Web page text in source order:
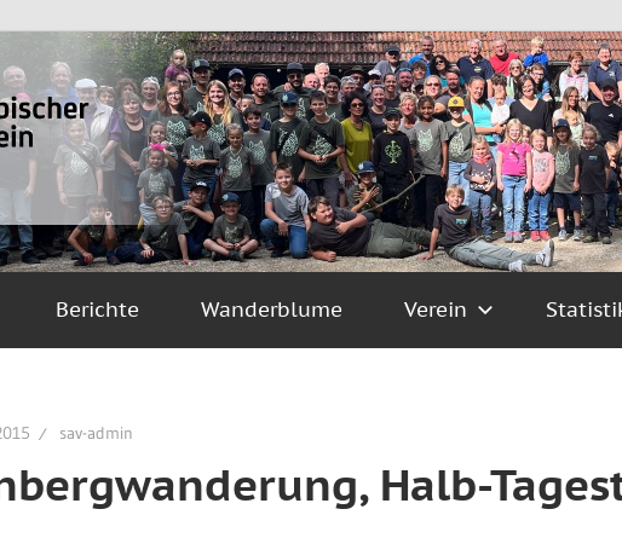
Berichte Wanderblume Verein
sav-admin
Halb-